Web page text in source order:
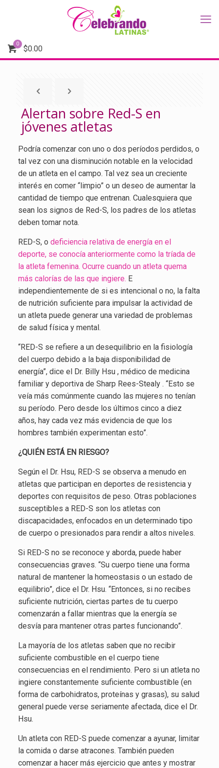
0
$0.00
Alertan sobre Red-S en
jóvenes atletas
Podría comenzar con uno o dos períodos perdidos, o
tal vez con una disminución notable en la velocidad
de un atleta en el campo. Tal vez sea un creciente
interés en comer “limpio” o un deseo de aumentar la
cantidad de tiempo que entrenan. Cualesquiera que
sean los signos de Red-S, los padres de los atletas
deben tomar nota.
RED-S, o deficiencia relativa de energía en el
deporte, se conocía anteriormente como la tríada de
la atleta femenina. Ocurre cuando un atleta quema
más calorías de las que ingiere. E
independientemente de si es intencional o no, la falta
de nutrición suficiente para impulsar la actividad de
un atleta puede generar una variedad de problemas
de salud física y mental.
“RED-S se refiere a un desequilibrio en la fisiología
del cuerpo debido a la baja disponibilidad de
energía”, dice el Dr. Billy Hsu , médico de medicina
familiar y deportiva de Sharp Rees-Stealy . “Esto se
veía más comúnmente cuando las mujeres no tenían
su período. Pero desde los últimos cinco a diez
años, hay cada vez más evidencia de que los
hombres también experimentan esto”.
¿QUIÉN ESTÁ EN RIESGO?
Según el Dr. Hsu, RED-S se observa a menudo en
atletas que participan en deportes de resistencia y
deportes con requisitos de peso. Otras poblaciones
susceptibles a RED-S son los atletas con
discapacidades, enfocados en un determinado tipo
de cuerpo o presionados para rendir a altos niveles.
Si RED-S no se reconoce y aborda, puede haber
consecuencias graves. “Su cuerpo tiene una forma
natural de mantener la homeostasis o un estado de
equilibrio”, dice el Dr. Hsu. “Entonces, si no recibes
suficiente nutrición, ciertas partes de tu cuerpo
comenzarán a fallar mientras que la energía se
desvía para mantener otras partes funcionando”.
La mayoría de los atletas saben que no recibir
suficiente combustible en el cuerpo tiene
consecuencias en el rendimiento. Pero si un atleta no
ingiere constantemente suficiente combustible (en
forma de carbohidratos, proteínas y grasas), su salud
general puede verse seriamente afectada, dice el Dr.
Hsu.
Un atleta con RED-S puede comenzar a ayunar, limitar
la comida o darse atracones. También pueden
comenzar a hacer más ejercicio que antes y mostrar